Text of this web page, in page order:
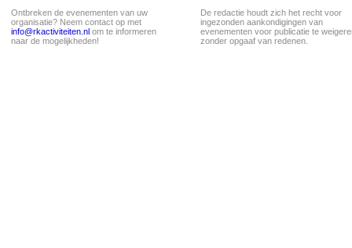
Ontbreken de evenementen van uw
organisatie? Neem contact op met
info@rkactiviteiten.nl om te informeren
naar de mogelijkheden!
De redactie houdt zich het recht voor
ingezonden aankondigingen van
evenementen voor publicatie te
zonder opgaaf van redenen.